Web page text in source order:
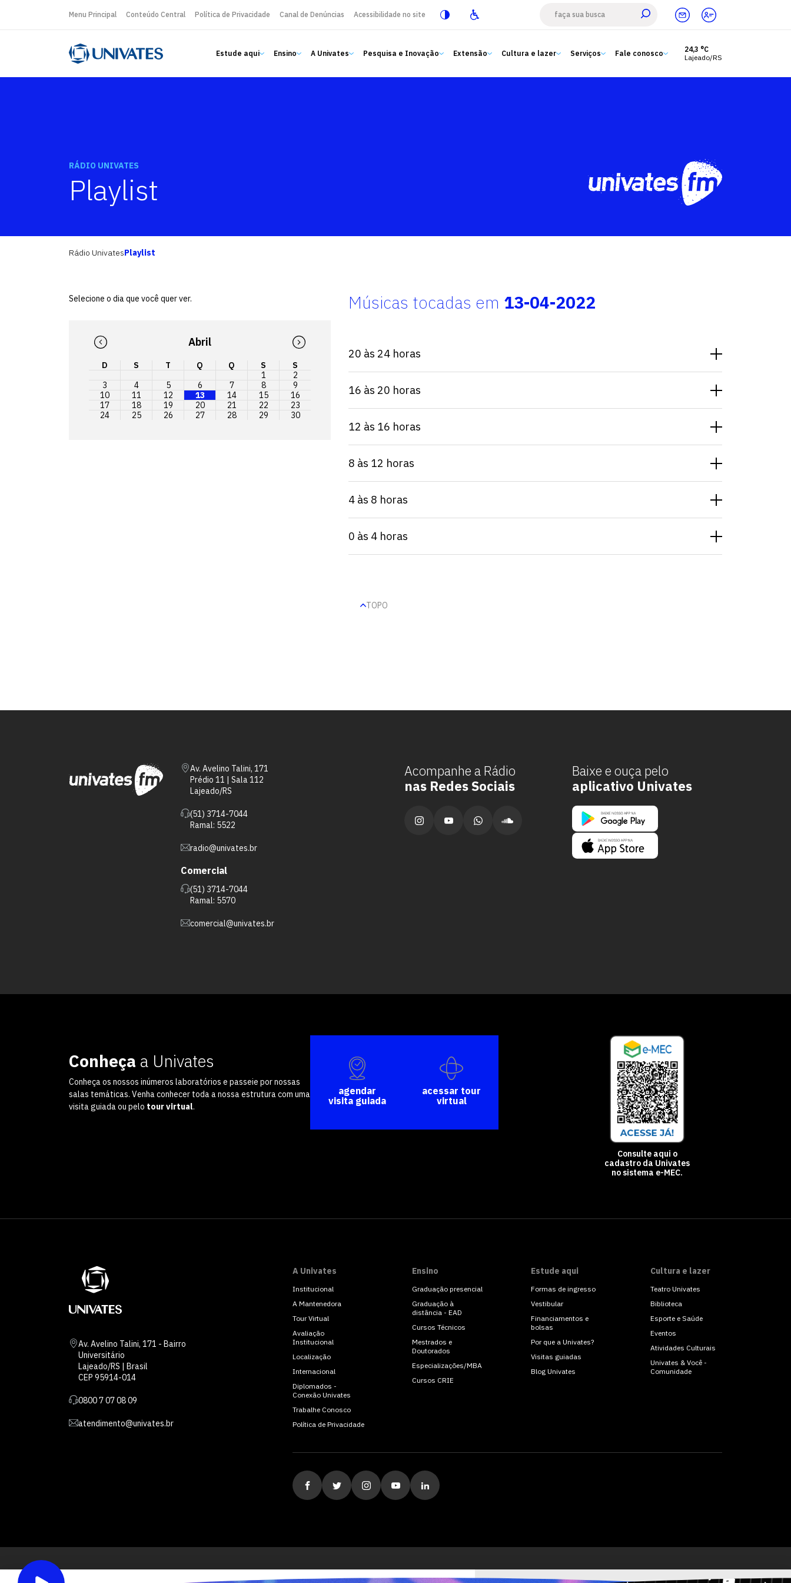
Menu Principal Conteúdo Central Política de Privacidade Canal de Denúncias Acessibilidade no site
Estude aqui Ensino A Univates Pesquisa e Inovação Extensão Cultura e lazer Serviços Fale conosco
24,3 °C
Lajeado/RS
Estude aqui
Extensão
RÁDIO UNIVATES
Playlist
Rádio UnivatesPlaylist
Selecione o dia que você quer ver.
Abril
D S T Q Q S
S
1
2
3
4 5 6 7 8
9
10
11 12 13 14 15
16
17
18 19 20 21 22
23
24
25 26 27 28 29 30
Músicas tocadas em 13-04-2022
20 às 24 horas
16 às 20 horas
12 às 16 horas
8 às 12 horas
4 às 8 horas
0 às 4 horas
TOPO
Av. Avelino Talini, 171
Prédio 11 | Sala 112
Lajeado/RS
(51) 3714-7044
Ramal: 5522
radio@univates.br
Comercial
(51) 3714-7044
Ramal: 5570
comercial@univates.br
Acompanhe a Rádio
nas Redes Sociais
Baixe e ouça pelo
aplicativo Univates
Conheça a Univates
Conheça os nossos inúmeros laboratórios e passeie por nossas
salas temáticas. Venha conhecer toda a nossa estrutura com uma
visita guiada ou pelo tour virtual.
agendar
visita guiada
acessar tour
virtual
Consulte aqui o
cadastro da Univates
no sistema e-MEC.
Av. Avelino Talini, 171 - Bairro
Universitário
Lajeado/RS | Brasil
CEP 95914-014
0800 7 07 08 09
atendimento@univates.br
A Univates
Institucional
A Mantenedora
Tour Virtual
Avaliação
Institucional
Localização
Internacional
Diplomados -
Conexão Univates
Trabalhe Conosco
Política de Privacidade
Ensino
Graduação presencial
Graduação à
distância - EAD
Cursos Técnicos
Mestrados e
Doutorados
Especializações/MBA
Cursos CRIE
Estude aqui
Formas de ingresso
Vestibular
Financiamentos e
bolsas
Por que a Univates?
Visitas guiadas
Blog Univates
Cultura e lazer
Teatro Univates
Biblioteca
Esporte e Saúde
Eventos
Atividades Culturais
Univates & Você -
Comunidade